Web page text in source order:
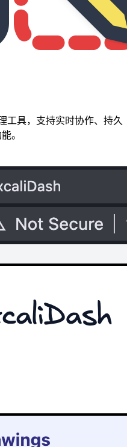
工具，支持实时协作、持久
。